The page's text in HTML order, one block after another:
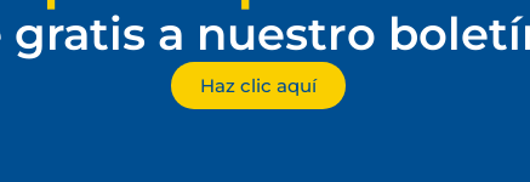
gratis a nuestro
Haz clic aquí